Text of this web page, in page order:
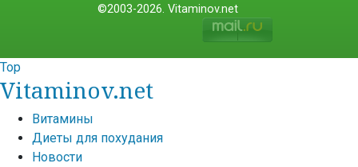
©2003-2026. Vitaminov.net
Top
Vitaminov.net
Витамины
Диеты для похудания
Новости